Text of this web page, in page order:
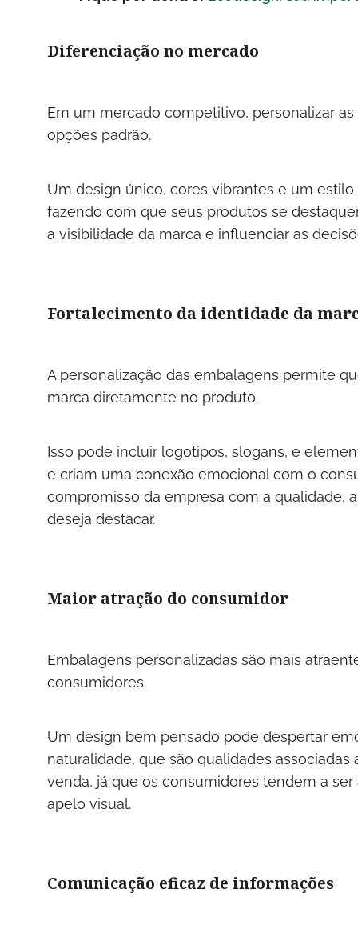
Diferenciação no mercado
Em um mercado competitivo, personalizar
opções padrão.
Um design único, cores vibrantes e um
fazendo com que seus produtos se
a visibilidade da marca e influenciar as
Fortalecimento da identidade da
A personalização das embalagens permite
marca diretamente no produto.
Isso pode incluir logotipos, slogans, e
e criam uma conexão emocional com o
compromisso da empresa com a qualidade,
deseja destacar.
Maior atração do consumidor
Embalagens personalizadas são mais
consumidores.
Um design bem pensado pode despertar
naturalidade, que são qualidades
venda, já que os consumidores tendem a
apelo visual.
Comunicação eficaz de informações